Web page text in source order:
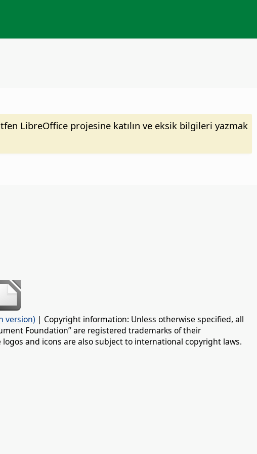
LibreOffice projesine katılın ve eksik bilgileri yazmak
version) | Copyright information: Unless otherwise specified, all
Foundation” are registered trademarks of their
and icons are also subject to international copyright laws.